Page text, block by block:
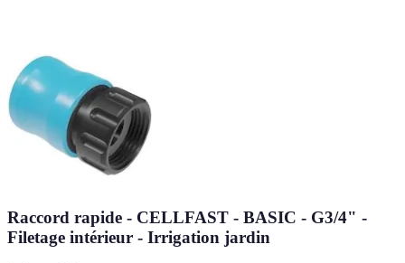
Raccord rapide - CELLFAST - BASIC - G3/4" -
Filetage intérieur - Irrigation jardin